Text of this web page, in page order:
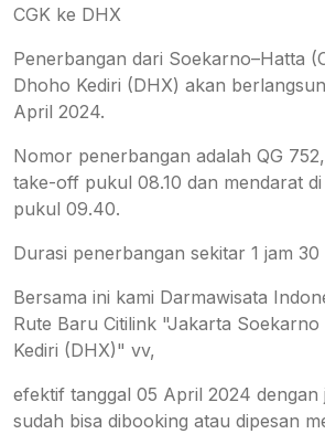
CGK ke DHX
Penerbangan dari Soekarno–Hatta
Dhoho Kediri (DHX) akan
April 2024.
Nomor penerbangan adalah QG
take-off pukul 08.10 dan mendarat
pukul 09.40.
Durasi penerbangan sekitar 1 jam 30
Bersama ini kami Darmawisata
Rute Baru Citilink "Jakarta Soekarno
Kediri (DHX)" vv,
efektif tanggal 05 April 2024 dengan
sudah bisa dibooking atau dipesan